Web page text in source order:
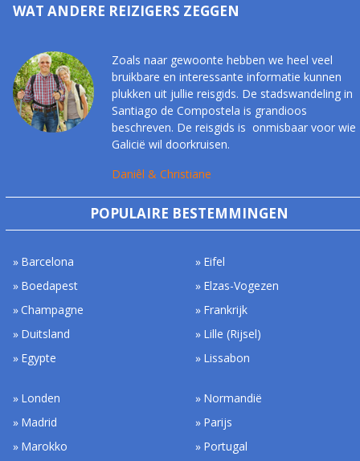
WAT ANDERE REIZIGERS ZEGGEN
Zoals naar gewoonte hebben we heel veel
bruikbare en interessante informatie kunnen
plukken uit jullie reisgids. De stadswandeling in
Santiago de Compostela is grandioos
beschreven. De reisgids is onmisbaar voor wie
Galicië wil doorkruisen.
Daniêl & Christiane
POPULAIRE BESTEMMINGEN
Barcelona
Boedapest
Champagne
Duitsland
Egypte
Eifel
Elzas-Vogezen
Frankrijk
Lille (Rijsel)
Lissabon
Londen
Madrid
Marokko
Normandië
Parijs
Portugal